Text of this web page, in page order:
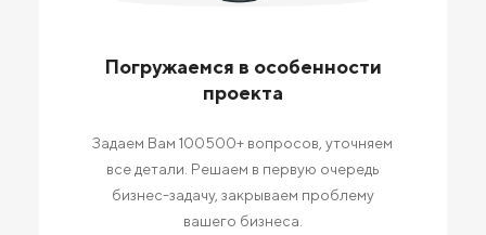
Погружаемся в особенности
проекта
Задаем Вам 100500+ вопросов, уточняем
все детали. Решаем в первую очередь
бизнес-задачу, закрываем проблему
вашего бизнеса.